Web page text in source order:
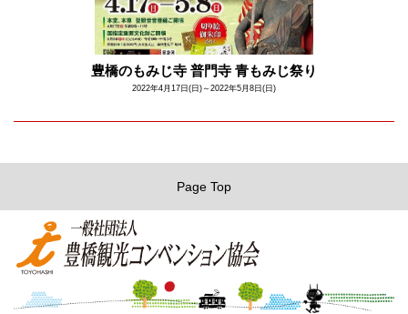
豊橋のもみじ寺 普門寺 青もみじ祭り
2022年4月17日(日)～2022年5月8日(日)
Page Top